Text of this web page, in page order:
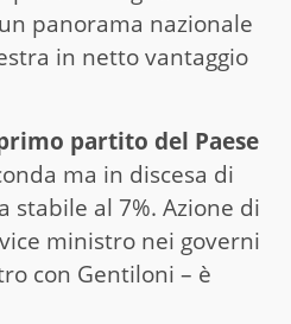
panorama nazionale
in netto vantaggio
partito del Paese
ma in discesa di
stabile al 7%. Azione di
ministro nei governi
con Gentiloni – è